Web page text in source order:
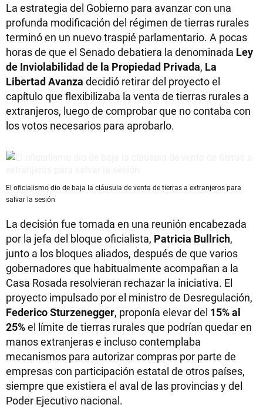
La estrategia del Gobierno para avanzar con una
profunda modificación del régimen de tierras rurales
terminó en un nuevo traspié parlamentario. A pocas
horas de que el Senado debatiera la denominada Ley
de Inviolabilidad de la Propiedad Privada, La
Libertad Avanza decidió retirar del proyecto el
capítulo que flexibilizaba la venta de tierras rurales a
extranjeros, luego de comprobar que no contaba con
los votos necesarios para aprobarlo.
El oficialismo dio de baja la cláusula de venta de tierras a extranjeros para
salvar la sesión
La decisión fue tomada en una reunión encabezada
por la jefa del bloque oficialista, Patricia Bullrich,
junto a los bloques aliados, después de que varios
gobernadores que habitualmente acompañan a la
Casa Rosada resolvieran rechazar la iniciativa. El
proyecto impulsado por el ministro de Desregulación,
Federico Sturzenegger, proponía elevar del 15% al
25%el límite de tierras rurales que podrían quedar en
manos extranjeras e incluso contemplaba
mecanismos para autorizar compras por parte de
empresas con participación estatal de otros países,
siempre que existiera el aval de las provincias y del
Poder Ejecutivo nacional.